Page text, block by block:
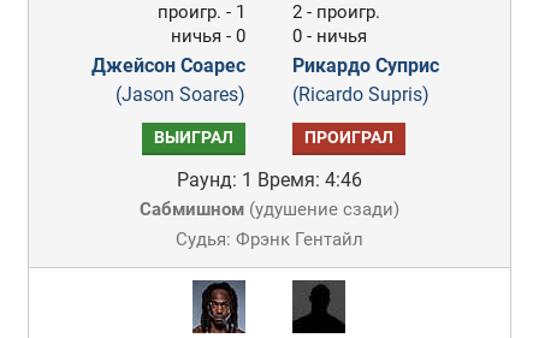
проигр. - 1
ничья - 0
Джейсон Соарес
(Jason Soares)
2 - проигр.
0 - ничья
Рикардо Суприс
(Ricardo Supris)
ВЫИГРАЛ ПРОИГРАЛ
Раунд: 1 Время: 4:46
Сабмишном(удушение сзади)
Судья: Фрэнк Гентайл